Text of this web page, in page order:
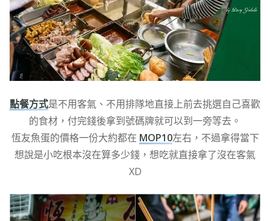
點餐方式是不用客氣、不用排隊地直接上前去挑選自己喜歡
的食材，付完錢後拿到號碼牌就可以到一旁等去。
恆友魚蛋的價格一份大約都在 MOP10左右，不過拿得當下
想說是小吃根本沒在算多少錢，想吃就直接拿了沒在客氣
XD